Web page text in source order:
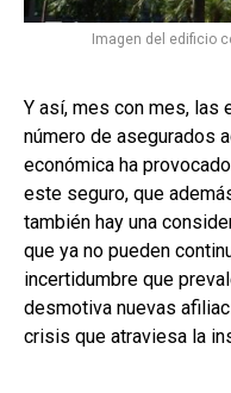
Imagen del edificio
Y así, mes con mes, las
número de asegurados
económica ha
este seguro, que
también hay una
que ya no pueden
incertidumbre que
desmotiva nuevas
crisis que atraviesa la